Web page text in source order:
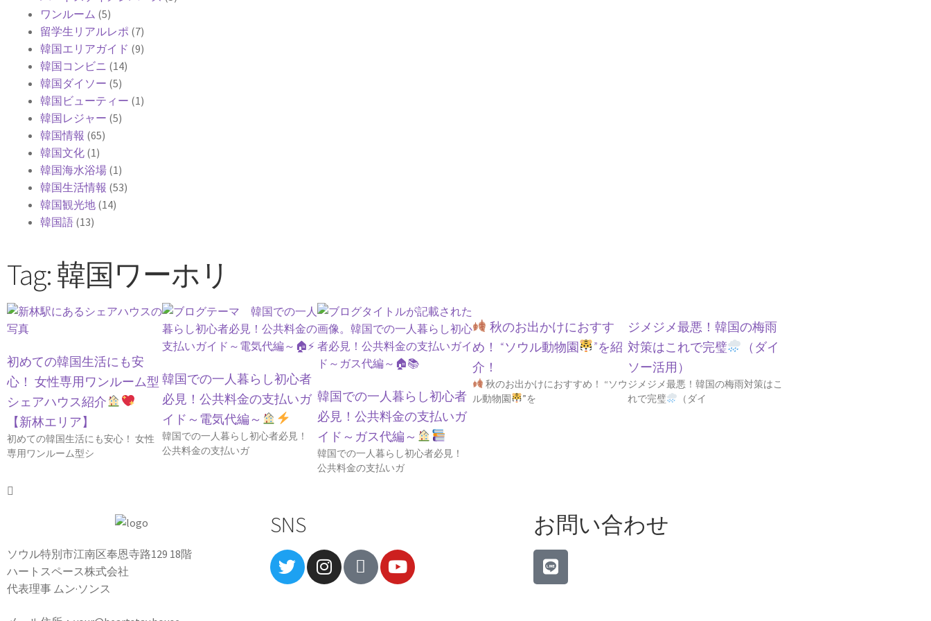
ワンルーム (5)
留学生リアルレポ (7)
韓国エリアガイド (9)
韓国コンビニ (14)
韓国ダイソー (5)
韓国ビューティー (1)
韓国レジャー (5)
韓国情報 (65)
韓国文化 (1)
韓国海水浴場 (1)
韓国生活情報 (53)
韓国観光地 (14)
韓国語 (13)
Tag: 韓国ワーホリ
初めての韓国生活にも安
心！ 女性専用ワンルーム型
シェアハウス紹介
【新林エリア】
初めての韓国生活にも安心！ 女性
専用ワンルーム型シ
韓国での一人暮らし初心者
必見！公共料金の支払いガ
イド～電気代編～
韓国での一人暮らし初心者必見！
公共料金の支払いガ
韓国での一人暮らし初心者
必見！公共料金の支払いガ
イド～ガス代編～
韓国での一人暮らし初心者必見！
公共料金の支払いガ
秋のお出かけにおすす
め！ “ソウル動物園
”を紹
介！
秋のお出かけにおすすめ！ “ソウ
ル動物園
”を
ジメジメ最悪！韓国の梅雨
対策はこれで完璧
（ダイ
ソー活用）
ジメジメ最悪！韓国の梅雨対策はこ
れで完璧
（ダイ
ソウル特別市江南区奉恩寺路129 18階
ハートスペース株式会社
代表理事 ムン·ソンス
SNS お問い合わせ